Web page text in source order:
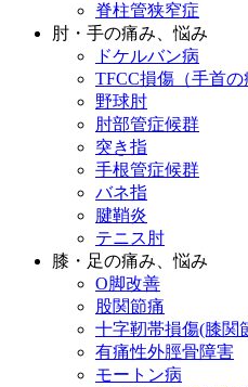
脊柱管狭窄症
肘・手の痛み、悩み
ドケルバン病
TFCC損傷（手首の
野球肘
肘部管症候群
突き指
手根管症候群
バネ指
腱鞘炎
テニス肘
膝・足の痛み、悩み
O脚改善
股関節痛
十字靭帯損傷(膝関
有痛性外脛骨障害
モートン病